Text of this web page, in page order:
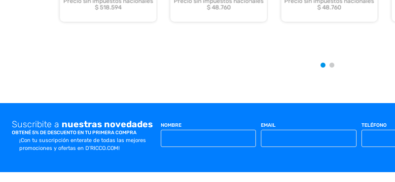
$ 518.594
$ 48.760
$ 48.760
Suscribite a nuestras novedades
OBTENÉ 5% DE DESCUENTO EN TU PRIMERA COMPRA
¡Con tu suscripción enterate de todas las mejores
promociones y ofertas en D'RICCO.COM!
NOMBRE EMAIL TELÉFONO